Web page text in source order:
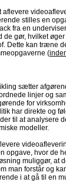
aflevere
stilles en
fra en
gør, hvilket
Dette kan træne
(
sætter
linjer og
for
har direkte og
til at analysere
modeller.
opgave, hvor de
muliggør, at
man forstår og
i at gå til en